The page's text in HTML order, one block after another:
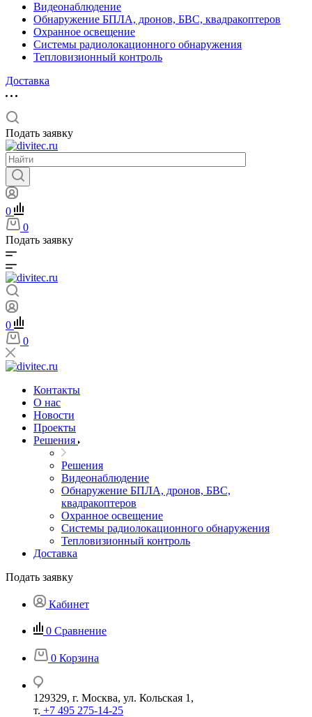
Видеонаблюдение
Обнаружение БПЛА, дронов, БВС, квадракоптеров
Охранное освещение
Системы радиолокационного обнаружения
Тепловизионный контроль
Доставка
Подать заявку
0
0
Подать заявку
0
0
Контакты
О нас
Новости
Проекты
Решения
Решения
Видеонаблюдение
Обнаружение БПЛА, дронов, БВС,
квадракоптеров
Охранное освещение
Системы радиолокационного обнаружения
Тепловизионный контроль
Доставка
Подать заявку
Кабинет
0 Сравнение
0 Корзина
129329, г. Москва, ул. Кольская 1,
т. +7 495 275-14-25